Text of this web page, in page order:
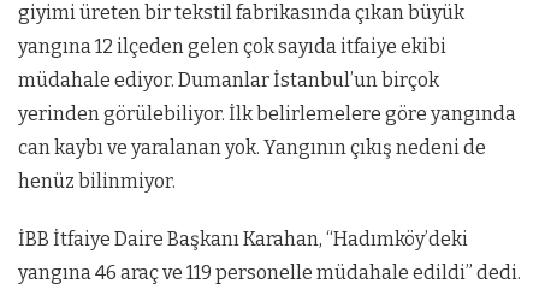
giyimi üreten bir tekstil fabrikasında çıkan büyük
yangına 12 ilçeden gelen çok sayıda itfaiye ekibi
müdahale ediyor. Dumanlar İstanbul’un birçok
yerinden görülebiliyor. İlk belirlemelere göre yangında
can kaybı ve yaralanan yok. Yangının çıkış nedeni de
henüz bilinmiyor.
İBB İtfaiye Daire Başkanı Karahan, “Hadımköy’deki
yangına 46 araç ve 119 personelle müdahale edildi” dedi.